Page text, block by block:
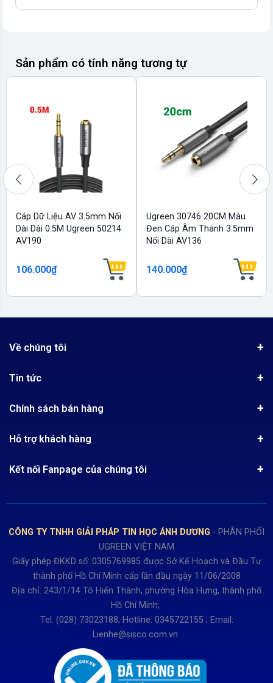
Sản phẩm có tính năng tương tự
Cáp Dữ Liệu AV 3.5mm Nối
Dài Dài 0.5M Ugreen 50214
AV190
106.000₫
Ugreen 30746 20CM Màu
Đen Cáp Âm Thanh 3.5mm
Nối Dài AV136
140.000₫
Về chúng tôi
Quy chế hoạt động
Tra cứu đơn hàng
Tin tức
Công nghệ - Sản phẩm mới
Review sản phẩm
Chính sách bán hàng
Chính sách Hủy, Đổi, Trả hàng
Hướng dẫn đăng ký tài khoản
Hỗ trợ khách hàng
Thời gian làm việc từ Thứ 2- Thứ 7
Buổi sáng 8h15 đến 12h.
Buổi chiều từ 13h15 đến 17h30
Thứ 7 làm đến 15h30 chiều.
Kết nối Fanpage của chúng tôi
CÔNG TY TNHH GIẢI PHÁP TIN HỌC ÁNH DƯƠNG - PHÂN PHỐI
UGREEN VIỆT NAM
Giấy phép ĐKKD số: 0305769985 được Sở Kế Hoạch và Đầu Tư
thành phố Hồ Chí Minh cấp lần đầu ngày 11/06/2008
Địa chỉ: 243/1/14 Tô Hiến Thành, phường Hòa Hưng, thành phố
Hồ Chí Minh;
Tel: (028) 73023188; Hotline: 0345722155 ; Email:
Lienhe@sisco.com.vn